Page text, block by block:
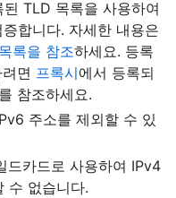
TLD 목록을 사용하여
합니다. 자세한 내용은
목록을 참조하세요. 등록
면 프록시에서 등록되
참조하세요.
주소를 제외할 수 있
드카드로 사용하여 IPv4
수 없습니다.